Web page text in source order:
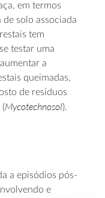
em termos
solo associada
tem
testar uma
a
queimadas,
de resíduos
Mycotechnosol).
a episódios pós-
e